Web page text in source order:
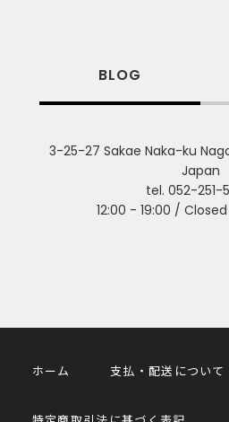
BLOG
3-25-27 Sakae Naka-ku
Japan
tel. 052-251-
12:00 - 19:00 /
ホーム 支払・配送について